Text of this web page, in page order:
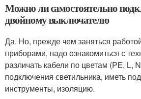
Можно ли самостоятельно
двойному выключателю
Да. Но, прежде чем заняться
приборами, надо ознакомиться с
различать кабели по цветам (PE, L,
подключения светильника, иметь
инструменты, изоляцию.